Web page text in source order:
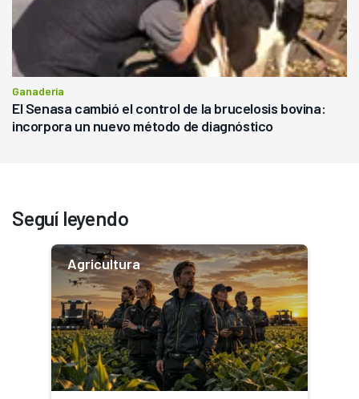
Ganadería
El Senasa cambió el control de la brucelosis bovina:
incorpora un nuevo método de diagnóstico
Seguí leyendo
Agricultura